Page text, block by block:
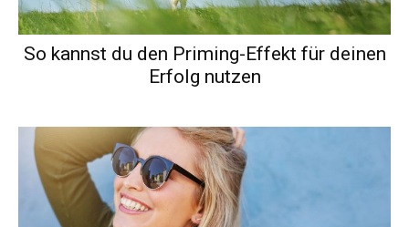
So kannst du den Priming-Effekt für deinen
Erfolg nutzen